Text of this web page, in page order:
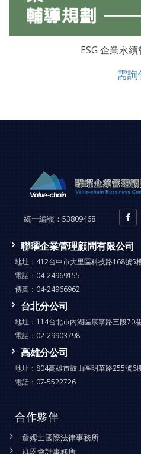
ESG 企業永
需詢
統一編號： 53809468
聯曜企業管理顧問有限公司
地址： 412台中市大里區科技路168號5
電話： 04-24969155
傳真： 04-24966962
台北分公司
地址： 114台北市內湖區康寧路三段70
電話： 02-29903798
高雄分公司
地址： 804高雄市鼓山區明華路255號6
電話： 07-5522726
合作夥伴.
詹姆士國際法律事務所
群恩會計事務所